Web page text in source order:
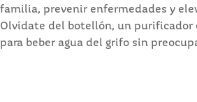
familia, prevenir enfermedades y
Olvídate del botellón, un purificador
para beber agua del grifo sin